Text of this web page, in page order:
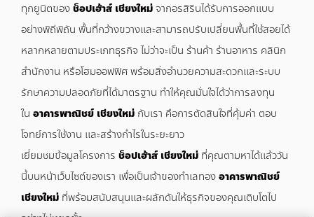
ทุกยูนิตของช็อปเฮ้าส์ เชียงใหม่จากอรสิรินได้รับการออกแบบ
อย่างพิถีพิถัน พื้นที่กว้างขวางและสามารถปรับเปลี่ยนพื้นที่ใช้สอยได้
หลากหลายตามประเภทธุรกิจ ไม่ว่าจะเป็น ร้านค้า ร้านอาหาร คลินิก
สำนักงาน หรือโฮมออฟฟิศ พร้อมสิ่งอำนวยความสะดวกและระบบ
รักษาความปลอดภัยที่ได้มาตรฐาน ทำให้คุณมั่นใจได้ว่าการลงทุน
ใน อาคารพาณิชย์ เชียงใหม่ กับเรา คือการตัดสินใจที่คุ้มค่า ตอบ
โจทย์การใช้งาน และสร้างกำไรในระยะยาว
เยี่ยมชมข้อมูลโครงการ ช็อปเฮ้าส์ เชียงใหม่ ที่คุณตามหาได้แล้ววัน
นี้บนหน้าเว็บไซต์ของเรา เพื่อเป็นเจ้าของทำเลทองอาคารพาณิชย์
เชียงใหม่ ที่พร้อมสนับสนุนและผลักดันให้ธุรกิจของคุณเติบโตไป